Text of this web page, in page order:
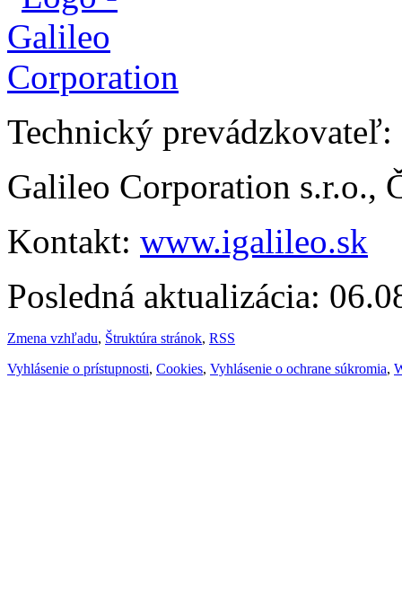
Technický prevádzkovateľ:
Galileo Corporation s.r.o.,
Kontakt: www.igalileo.sk
Posledná aktualizácia:
Zmena vzhľadu, Štruktúra stránok, RSS
Vyhlásenie o prístupnosti, Cookies, Vyhlásenie o ochrane súkromia,